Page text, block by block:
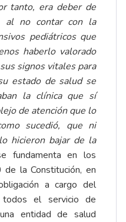
tanto, era deber de
al no contar con la
pediátricos que
haberlo valorado
signos vitales para
estado de salud se
la clínica que sí
de atención que lo
sucedió, que ni
hicieron bajar de la
fundamenta en los
la Constitución, en
a cargo del
el servicio de
entidad de salud